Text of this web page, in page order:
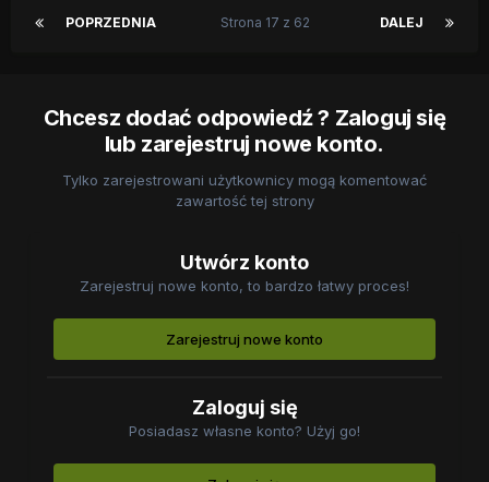
POPRZEDNIA DALEJ
Strona 17 z 62
Chcesz dodać odpowiedź ? Zaloguj się
lub zarejestruj nowe konto.
Tylko zarejestrowani użytkownicy mogą komentować
zawartość tej strony
Utwórz konto
Zarejestruj nowe konto, to bardzo łatwy proces!
Zarejestruj nowe konto
Zaloguj się
Posiadasz własne konto? Użyj go!